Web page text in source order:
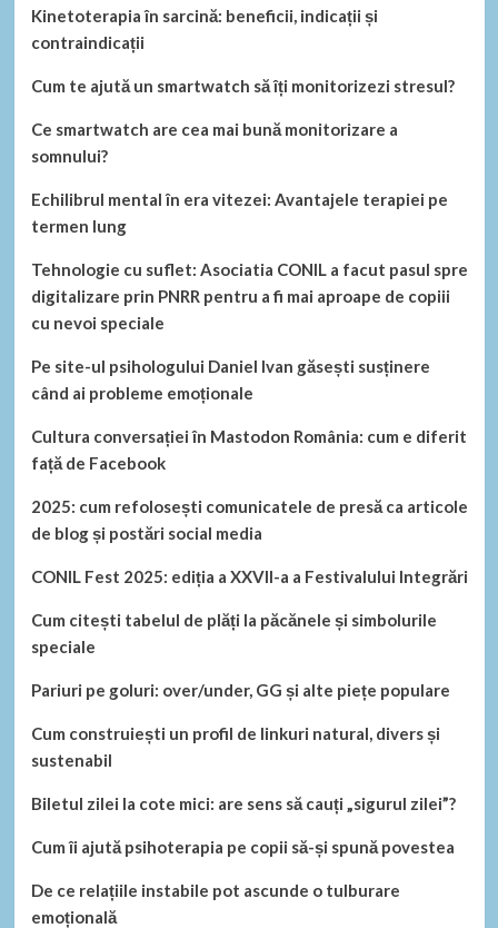
Kinetoterapia în sarcină: beneficii, indicații și
contraindicații
Cum te ajută un smartwatch să îți monitorizezi stresul?
Ce smartwatch are cea mai bună monitorizare a
somnului?
Echilibrul mental în era vitezei: Avantajele terapiei pe
termen lung
Tehnologie cu suflet: Asociatia CONIL a facut pasul spre
digitalizare prin PNRR pentru a fi mai aproape de copiii
cu nevoi speciale
Pe site-ul psihologului Daniel Ivan găsești susținere
când ai probleme emoționale
Cultura conversației în Mastodon România: cum e diferit
față de Facebook
2025: cum refolosești comunicatele de presă ca articole
de blog și postări social media
CONIL Fest 2025: ediția a XXVII-a a Festivalului Integrări
Cum citești tabelul de plăți la păcănele și simbolurile
speciale
Pariuri pe goluri: over/under, GG și alte piețe populare
Cum construiești un profil de linkuri natural, divers și
sustenabil
Biletul zilei la cote mici: are sens să cauți „sigurul zilei”?
Cum îi ajută psihoterapia pe copii să-și spună povestea
De ce relațiile instabile pot ascunde o tulburare
emoțională